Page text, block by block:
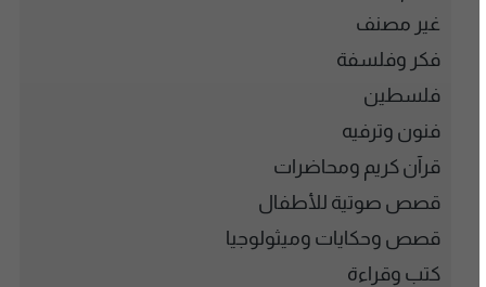
غير مصنف
فكر وفلسفة
فلسطين
فنون وترفيه
قرآن كريم ومحاضرات
قصص صوتية للأطفال
قصص وحكايات وميثولوجيا
كتب وقراءة